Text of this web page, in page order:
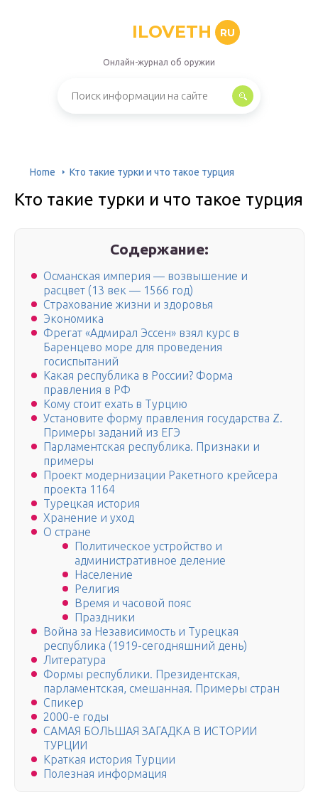
ILOVETH RU
Онлайн-журнал об оружии
Home Кто такие турки и что такое турция
Кто такие турки и что такое турция
Содержание:
Османская империя — возвышение и
расцвет (13 век — 1566 год)
Страхование жизни и здоровья
Экономика
Фрегат «Адмирал Эссен» взял курс в
Баренцево море для проведения
госиспытаний
Какая республика в России? Форма
правления в РФ
Кому стоит ехать в Турцию
Установите форму правления государства Z.
Примеры заданий из ЕГЭ
Парламентская республика. Признаки и
примеры
Проект модернизации Ракетного крейсера
проекта 1164
Турецкая история
Хранение и уход
О стране
Политическое устройство и
административное деление
Население
Религия
Время и часовой пояс
Праздники
Война за Независимость и Турецкая
республика (1919-сегодняшний день)
Литература
Формы республики. Президентская,
парламентская, смешанная. Примеры стран
Спикер
2000-е годы
САМАЯ БОЛЬШАЯ ЗАГАДКА В ИСТОРИИ
ТУРЦИИ
Краткая история Турции
Полезная информация